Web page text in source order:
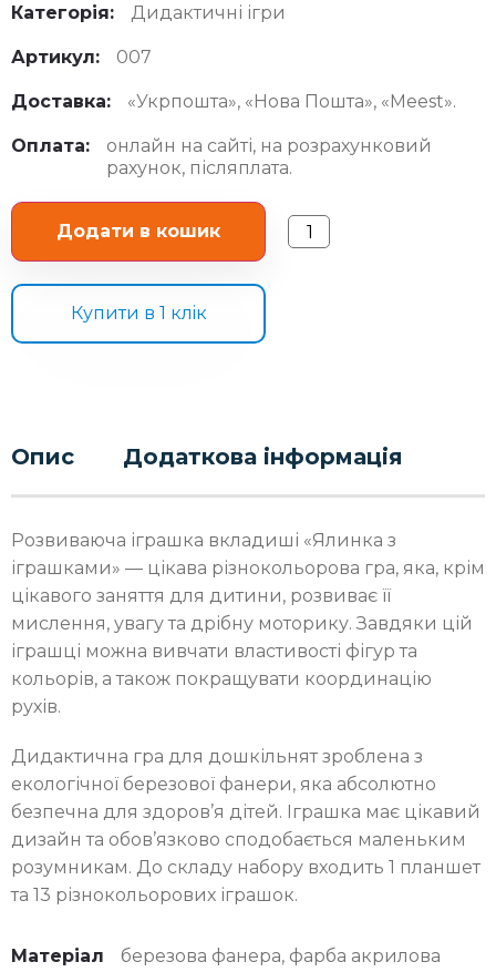
Категорія: Дидактичні ігри
Артикул: 007
Доставка: «Укрпошта», «Нова Пошта», «Meest».
Оплата:
онлайн на сайті, на розрахунковий
рахунок, післяплата.
Додати в кошик
Купити в 1 клiк
Опис Додаткова інформація
Розвиваюча іграшка вкладиші «Ялинка з
іграшками» — цікава різнокольорова гра, яка, крім
цікавого заняття для дитини, розвиває її
мислення, увагу та дрібну моторику. Завдяки цій
іграшці можна вивчати властивості фігур та
кольорів, а також покращувати координацію
рухів.
Дидактична гра для дошкільнят зроблена з
екологічної березової фанери, яка абсолютно
безпечна для здоров’я дітей. Іграшка має цікавий
дизайн та обов’язково сподобається маленьким
розумникам. До складу набору входить 1 планшет
та 13 різнокольорових іграшок.
Матеріал
березова фанера, фарба акрилова